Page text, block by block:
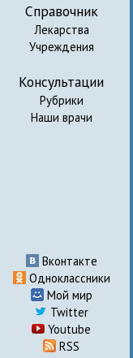
Справочник
Лекарства
Учреждения
Консультации
Рубрики
Наши врачи
Вконтакте
Одноклассники
Мой мир
Twitter
Youtube
RSS